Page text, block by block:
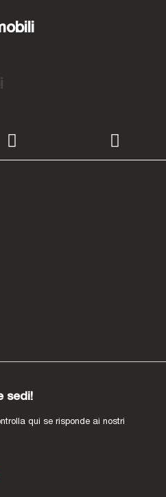
sedi!
qui se risponde ai nostri